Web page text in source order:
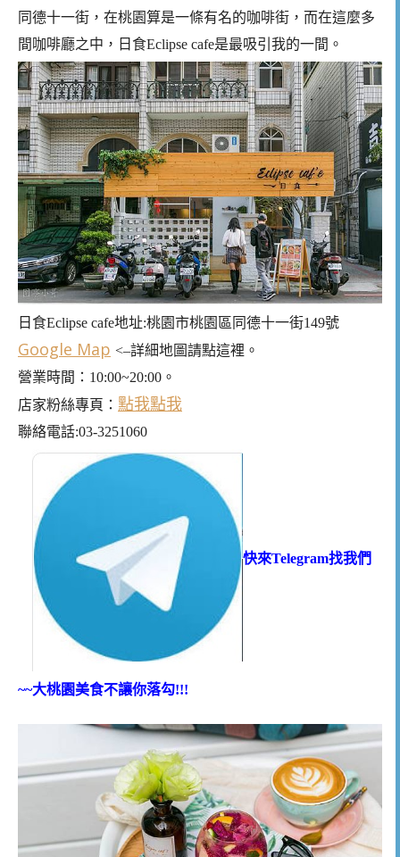
同德十一街，在桃園算是一條有名的咖啡街，而在這麼多
間咖啡廳之中，日食Eclipse cafe是最吸引我的一間。
日食Eclipse cafe地址:桃園市桃園區同德十一街149號
Google Map <–詳細地圖請點這裡。
營業時間：10:00~20:00。
店家粉絲專頁： 點我點我
聯絡電話:03-3251060
快來Telegram找我們
~~大桃園美食不讓你落勾!!!